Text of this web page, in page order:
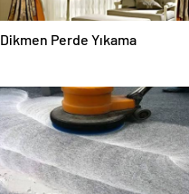
Dikmen Perde Yıkama